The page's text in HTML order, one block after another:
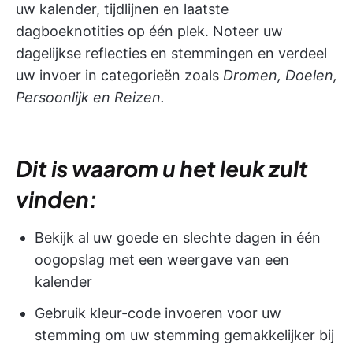
uw kalender, tijdlijnen en laatste
dagboeknotities op één plek. Noteer uw
dagelijkse reflecties en stemmingen en verdeel
uw invoer in categorieën zoals Dromen, Doelen,
Persoonlijk en Reizen.
Dit is waarom u het leuk zult
vinden:
Bekijk al uw goede en slechte dagen in één
oogopslag met een weergave van een
kalender
Gebruik kleur-code invoeren voor uw
stemming om uw stemming gemakkelijker bij